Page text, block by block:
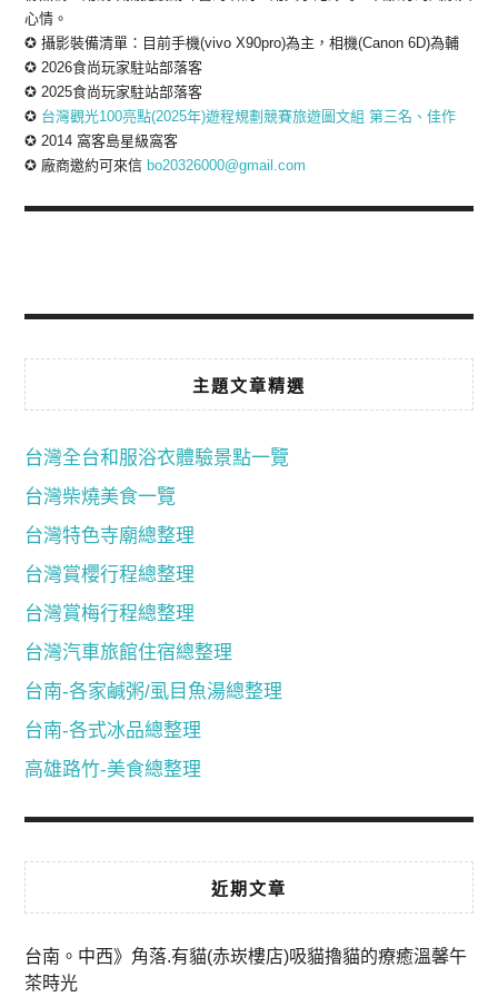
心情。
✪ 攝影裝備清單：目前手機(vivo X90pro)為主，相機(Canon 6D)為輔
✪ 2026食尚玩家駐站部落客
✪ 2025食尚玩家駐站部落客
✪ 台灣觀光100亮點(2025年)遊程規劃競賽旅遊圖文組 第三名、佳作
✪ 2014 窩客島星級窩客
✪ 廠商邀約可來信 bo20326000@gmail.com
主題文章精選
台灣全台和服浴衣體驗景點一覽
台灣柴燒美食一覽
台灣特色寺廟總整理
台灣賞櫻行程總整理
台灣賞梅行程總整理
台灣汽車旅館住宿總整理
台南-各家鹹粥/虱目魚湯總整理
台南-各式冰品總整理
高雄路竹-美食總整理
近期文章
台南。中西》角落.有貓(赤崁樓店)吸貓擼貓的療癒溫馨午
茶時光